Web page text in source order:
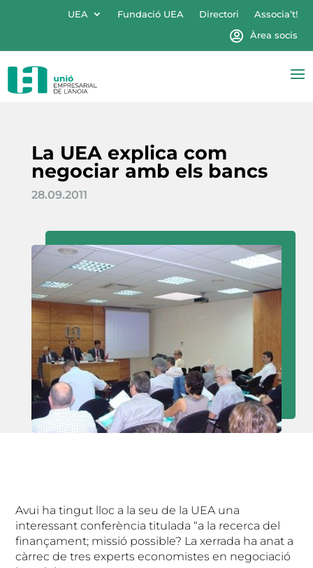
UEA Fundació UEA Directori
Associa’t!
Àrea socis
La UEA explica com
negociar amb els bancs
28.09.2011
Avui ha tingut lloc a la seu de la UEA una
interessant conferència titulada “a la recerca del
finançament; missió possible? La xerrada ha anat a
càrrec de tres experts economistes en negociació